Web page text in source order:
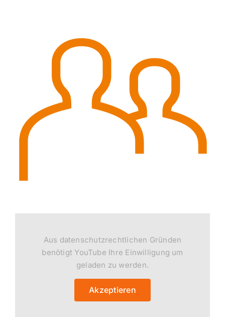
Aus datenschutzrechtlichen Gründen
benötigt YouTube Ihre Einwilligung um
geladen zu werden.
Akzeptieren